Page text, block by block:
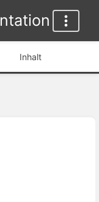
Inhalt